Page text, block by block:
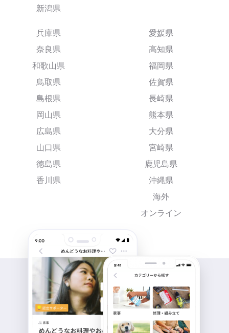
新潟県
兵庫県
奈良県
和歌山県
鳥取県
島根県
岡山県
広島県
山口県
徳島県
香川県
愛媛県
高知県
福岡県
佐賀県
長崎県
熊本県
大分県
宮崎県
鹿児島県
沖縄県
海外
オンライン